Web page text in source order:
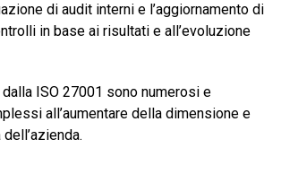
di audit interni e l’aggiornamento di
in base ai risultati e all’evoluzione
ISO 27001 sono numerosi e
all’aumentare della dimensione e